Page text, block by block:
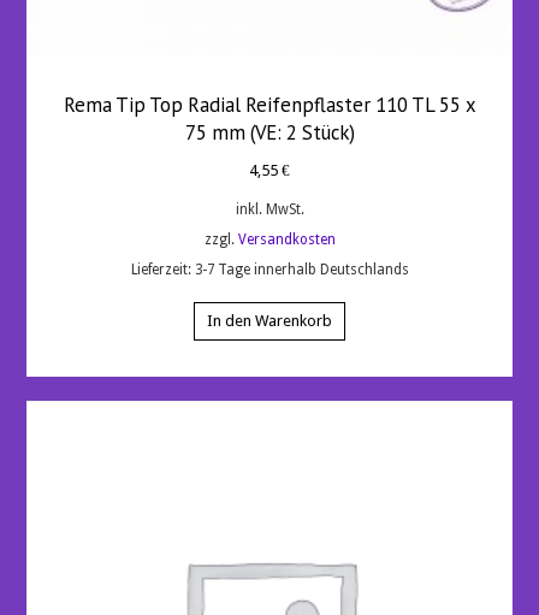
Rema Tip Top Radial Reifenpflaster 110 TL 55 x
75 mm (VE: 2 Stück)
4,55 €
inkl. MwSt.
zzgl. Versandkosten
Lieferzeit: 3-7 Tage innerhalb Deutschlands
In den Warenkorb